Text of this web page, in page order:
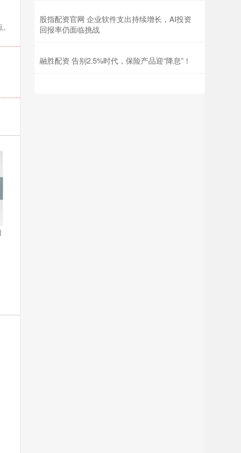
股指配资官网 企业软件支出持续增长，AI投资
回报率仍面临挑战
融胜配资 告别2.5%时代，保险产品迎“降息”！